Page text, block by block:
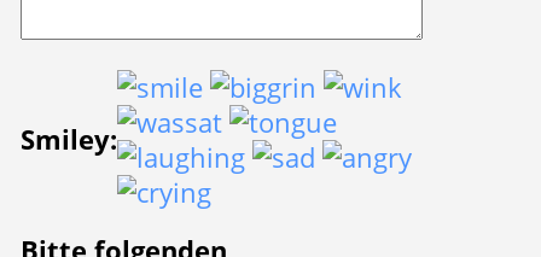
Smiley: